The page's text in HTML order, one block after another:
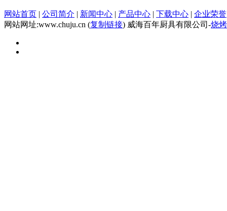
网站首页 | 公司简介 | 新闻中心 | 产品中心 | 下载中心 | 企业荣誉
网站网址:www.chuju.cn (复制链接) 威海百年厨具有限公司-烧